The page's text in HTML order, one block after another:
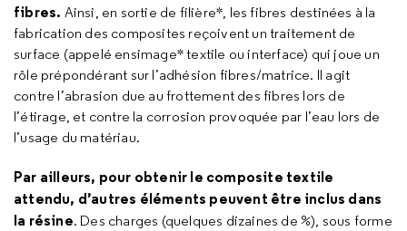
fibres. Ainsi, en sortie de filière*, les fibres destinées à la
fabrication des composites reçoivent un traitement de
surface (appelé ensimage* textile ou interface) qui joue un
rôle prépondérant sur l’adhésion fibres/matrice. Il agit
contre l’abrasion due au frottement des fibres lors de
l’étirage, et contre la corrosion provoquée par l’eau lors de
l’usage du matériau.
Par ailleurs, pour obtenir le composite textile
attendu, d’autres éléments peuvent être inclus dans
la résine. Des charges (quelques dizaines de %), sous forme